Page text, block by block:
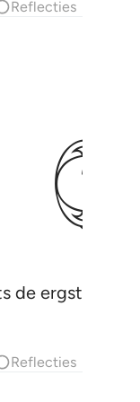
Reflecties
ﱜ
de ergste
Reflecties